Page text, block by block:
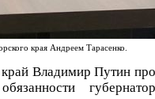
края Андреем Тарасенко.
Владимир Путин